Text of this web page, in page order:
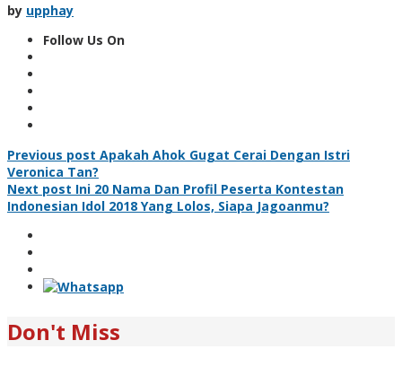
by upphay
Follow Us On
Post
navigation
Previous post Apakah Ahok Gugat Cerai Dengan Istri
Veronica Tan?
Next post Ini 20 Nama Dan Profil Peserta Kontestan
Indonesian Idol 2018 Yang Lolos, Siapa Jagoanmu?
Don't Miss